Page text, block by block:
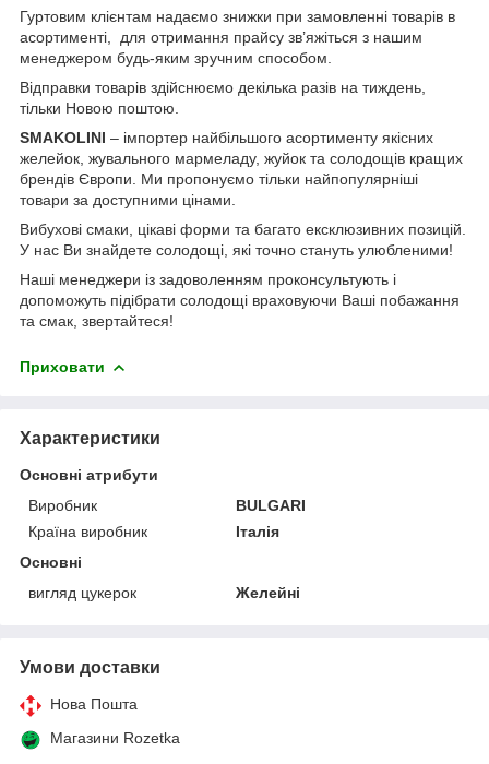
Гуртовим клієнтам надаємо знижки при замовленні товарів в
асортименті, для отримання прайсу зв’яжіться з нашим
менеджером будь-яким зручним способом.
Відправки товарів здійснюємо декілька разів на тиждень,
тільки Новою поштою.
SMAKOLINI – імпортер найбільшого асортименту якісних
желейок, жувального мармеладу, жуйок та солодощів кращих
брендів Європи. Ми пропонуємо тільки найпопулярніші
товари за доступними цінами.
Вибухові смаки, цікаві форми та багато ексклюзивних позицій.
У нас Ви знайдете солодощі, які точно стануть улюбленими!
Наші менеджери із задоволенням проконсультують і
допоможуть підібрати солодощі враховуючи Ваші побажання
та смак, звертайтеся!
Приховати
Характеристики
Основні атрибути
Виробник
BULGARI
Країна виробник
Італія
Основні
вигляд цукерок
Желейні
Умови доставки
Нова Пошта
Магазини Rozetka